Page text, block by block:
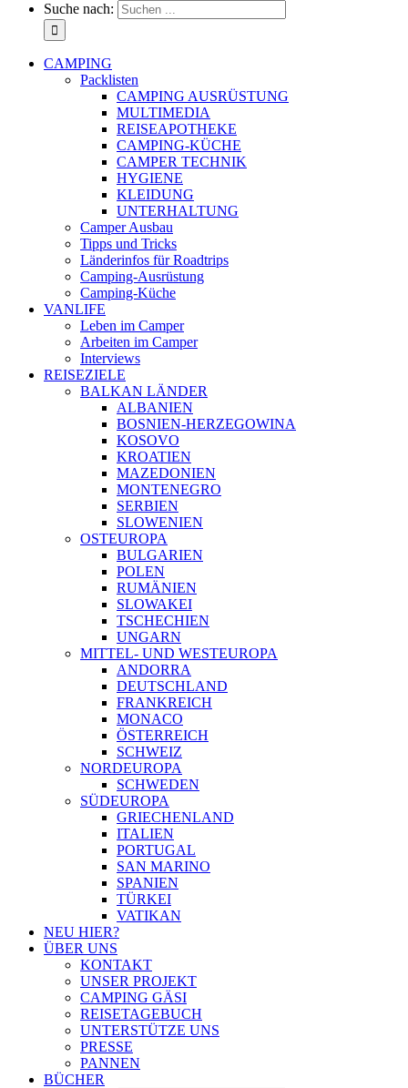
Suche nach:
CAMPING
Packlisten
CAMPING AUSRÜSTUNG
MULTIMEDIA
REISEAPOTHEKE
CAMPING-KÜCHE
CAMPER TECHNIK
HYGIENE
KLEIDUNG
UNTERHALTUNG
Camper Ausbau
Tipps und Tricks
Länderinfos für Roadtrips
Camping-Ausrüstung
Camping-Küche
VANLIFE
Leben im Camper
Arbeiten im Camper
Interviews
REISEZIELE
BALKAN LÄNDER
ALBANIEN
BOSNIEN-HERZEGOWINA
KOSOVO
KROATIEN
MAZEDONIEN
MONTENEGRO
SERBIEN
SLOWENIEN
OSTEUROPA
BULGARIEN
POLEN
RUMÄNIEN
SLOWAKEI
TSCHECHIEN
UNGARN
MITTEL- UND WESTEUROPA
ANDORRA
DEUTSCHLAND
FRANKREICH
MONACO
ÖSTERREICH
SCHWEIZ
NORDEUROPA
SCHWEDEN
SÜDEUROPA
GRIECHENLAND
ITALIEN
PORTUGAL
SAN MARINO
SPANIEN
TÜRKEI
VATIKAN
NEU HIER?
ÜBER UNS
KONTAKT
UNSER PROJEKT
CAMPING GÄSI
REISETAGEBUCH
UNTERSTÜTZE UNS
PRESSE
PANNEN
BÜCHER